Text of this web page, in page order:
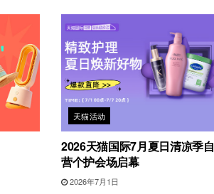
天猫活动
2026天猫国际7月夏日清凉季自
营个护会场启幕
2026年7月1日